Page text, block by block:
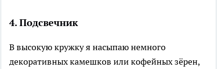
4. Подсвечник
В высокую кружку я насыпаю немного
декоративных камешков или кофейных зёрен,